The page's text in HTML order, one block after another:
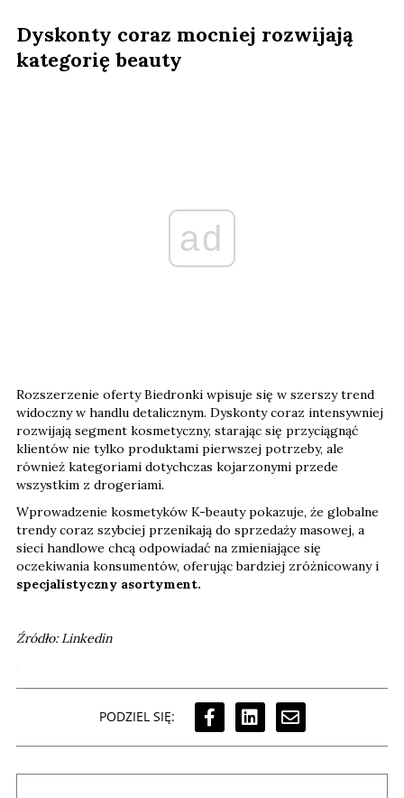
Dyskonty coraz mocniej rozwijają
kategorię beauty
ad
Rozszerzenie oferty Biedronki wpisuje się w szerszy trend
widoczny w handlu detalicznym. Dyskonty coraz intensywniej
rozwijają segment kosmetyczny, starając się przyciągnąć
klientów nie tylko produktami pierwszej potrzeby, ale
również kategoriami dotychczas kojarzonymi przede
wszystkim z drogeriami.
Wprowadzenie kosmetyków K-beauty pokazuje, że globalne
trendy coraz szybciej przenikają do sprzedaży masowej, a
sieci handlowe chcą odpowiadać na zmieniające się
oczekiwania konsumentów, oferując bardziej zróżnicowany i
specjalistyczny asortyment.
Źródło: Linkedin
PODZIEL SIĘ: